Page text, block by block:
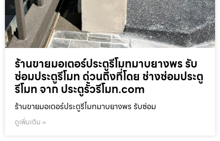
ร้านขายมอเตอร์ประตูรีโมทมาบยางพร รับ
ซ่อมประตูรีโมท ด่วนถึงที่โดย ช่างซ่อมประตู
รีโมท จาก ประตูรั้วรีโมท.com
ร้านขายมอเตอร์ประตูรีโมทมาบยางพร รับซ่อม
ดูเพิ่มเติม »